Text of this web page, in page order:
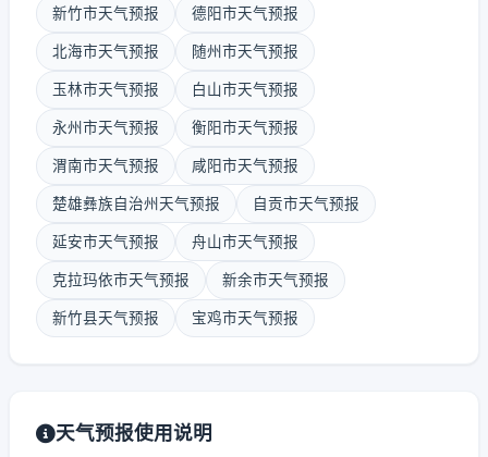
新竹市天气预报 德阳市天气预报
北海市天气预报 随州市天气预报
玉林市天气预报 白山市天气预报
永州市天气预报 衡阳市天气预报
渭南市天气预报 咸阳市天气预报
楚雄彝族自治州天气预报 自贡市天气预报
延安市天气预报 舟山市天气预报
克拉玛依市天气预报 新余市天气预报
新竹县天气预报 宝鸡市天气预报
天气预报使用说明